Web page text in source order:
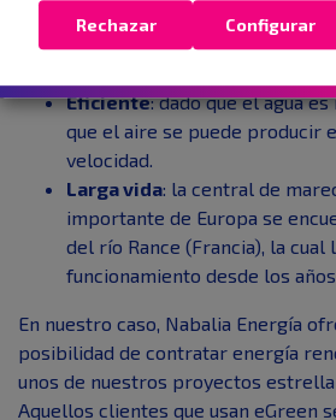
producir mareas más altas o
instalación de los sistemas
Eficiente: dado que el agua
que el aire se puede producir
velocidad.
Larga vida: la central de
importante de Europa se
del río Rance (Francia), la cual
funcionamiento desde los años
En nuestro caso, Nabalia Energía
posibilidad de contratar energía
unos de nuestros proyectos
Aquellos clientes que usan eGreen
Rechazar Configurar